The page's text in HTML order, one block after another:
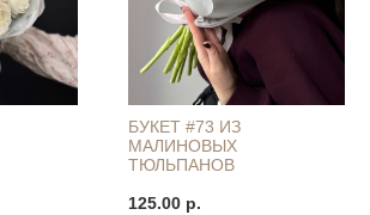
БУКЕТ #73 ИЗ
МАЛИНОВЫХ
ТЮЛЬПАНОВ
125.00 р.